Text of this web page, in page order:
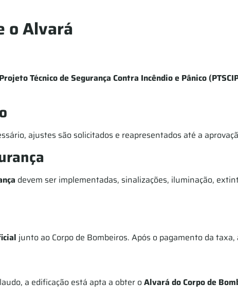
o Alvará
Projeto Técnico de Segurança Contra Incêndio e Pânico
ajustes são solicitados e reapresentados até a
devem ser implementadas, sinalizações, iluminação,
junto ao Corpo de Bombeiros. Após o pagamento da
a edificação está apta a obter oAlvará do Corpo de